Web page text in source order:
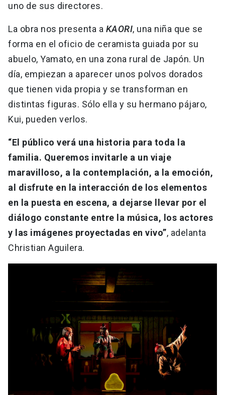
uno de sus directores.
La obra nos presenta a KAORI, una niña que se
forma en el oficio de ceramista guiada por su
abuelo, Yamato, en una zona rural de Japón. Un
día, empiezan a aparecer unos polvos dorados
que tienen vida propia y se transforman en
distintas figuras. Sólo ella y su hermano pájaro,
Kui, pueden verlos.
“El público verá una historia para toda la
familia. Queremos invitarle a un viaje
maravilloso, a la contemplación, a la emoción,
al disfrute en la interacción de los elementos
en la puesta en escena, a dejarse llevar por el
diálogo constante entre la música, los actores
y las imágenes proyectadas en vivo”, adelanta
Christian Aguilera.